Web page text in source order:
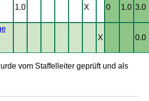
1.0 X 0 1.0 3.0
X 0.0
vom Staffelleiter geprüft und als